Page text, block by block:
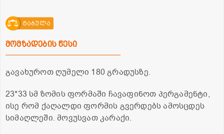
ტაბულა
მომზადების წესი
გავახუროთ ღუმელი 180 გრადუსზე.
23*33 სმ ზომის ფორმაში ჩავაფინოთ პერგამენტი,
ისე რომ ქაღალდი ფორმის გვერდებს ამოსცდეს
სიმაღლეში. მოვუსვათ კარაქი.